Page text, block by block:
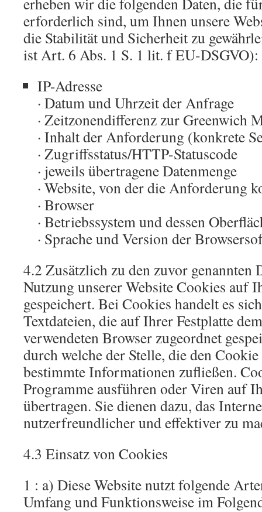
erforderlich sind, um Ihnen unsere
die Stabilität und Sicherheit zu
ist Art. 6 Abs. 1 S. 1 lit. f EU-DSGVO):
IP-Adresse
· Datum und Uhrzeit der Anfrage
· Zeitzonendifferenz zur Greenwich
· Inhalt der Anforderung (konkrete
· Zugriffsstatus/HTTP-Statuscode
· jeweils übertragene Datenmenge
· Website, von der die Anforderung
· Browser
· Betriebssystem und dessen
· Sprache und Version der
4.2 Zusätzlich zu den zuvor genannten
Nutzung unserer Website Cookies auf
gespeichert. Bei Cookies handelt es
Textdateien, die auf Ihrer Festplatte
verwendeten Browser zugeordnet
durch welche der Stelle, die den
bestimmte Informationen zufließen.
Programme ausführen oder Viren auf
übertragen. Sie dienen dazu, das
nutzerfreundlicher und effektiver zu
4.3 Einsatz von Cookies
1 : a) Diese Website nutzt folgende
Umfang und Funktionsweise im